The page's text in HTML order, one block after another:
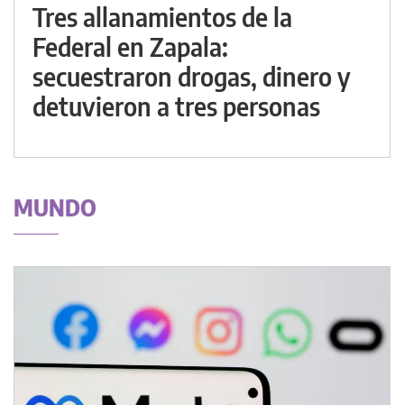
Tres allanamientos de la
Federal en Zapala:
secuestraron drogas, dinero y
detuvieron a tres personas
MUNDO